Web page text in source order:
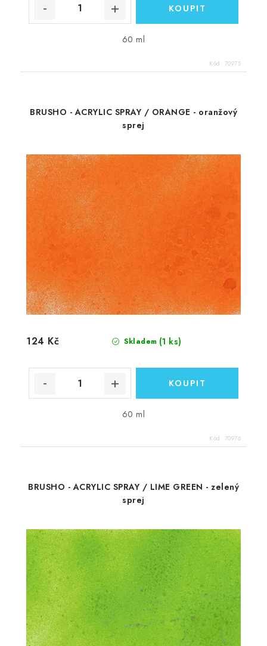
60 ml
Kód: 70975
BRUSHO - ACRYLIC SPRAY / ORANGE - oranžový
sprej
Skladem (1 ks)
124 Kč
60 ml
Kód: 70976
BRUSHO - ACRYLIC SPRAY / LIME GREEN - zelený
sprej